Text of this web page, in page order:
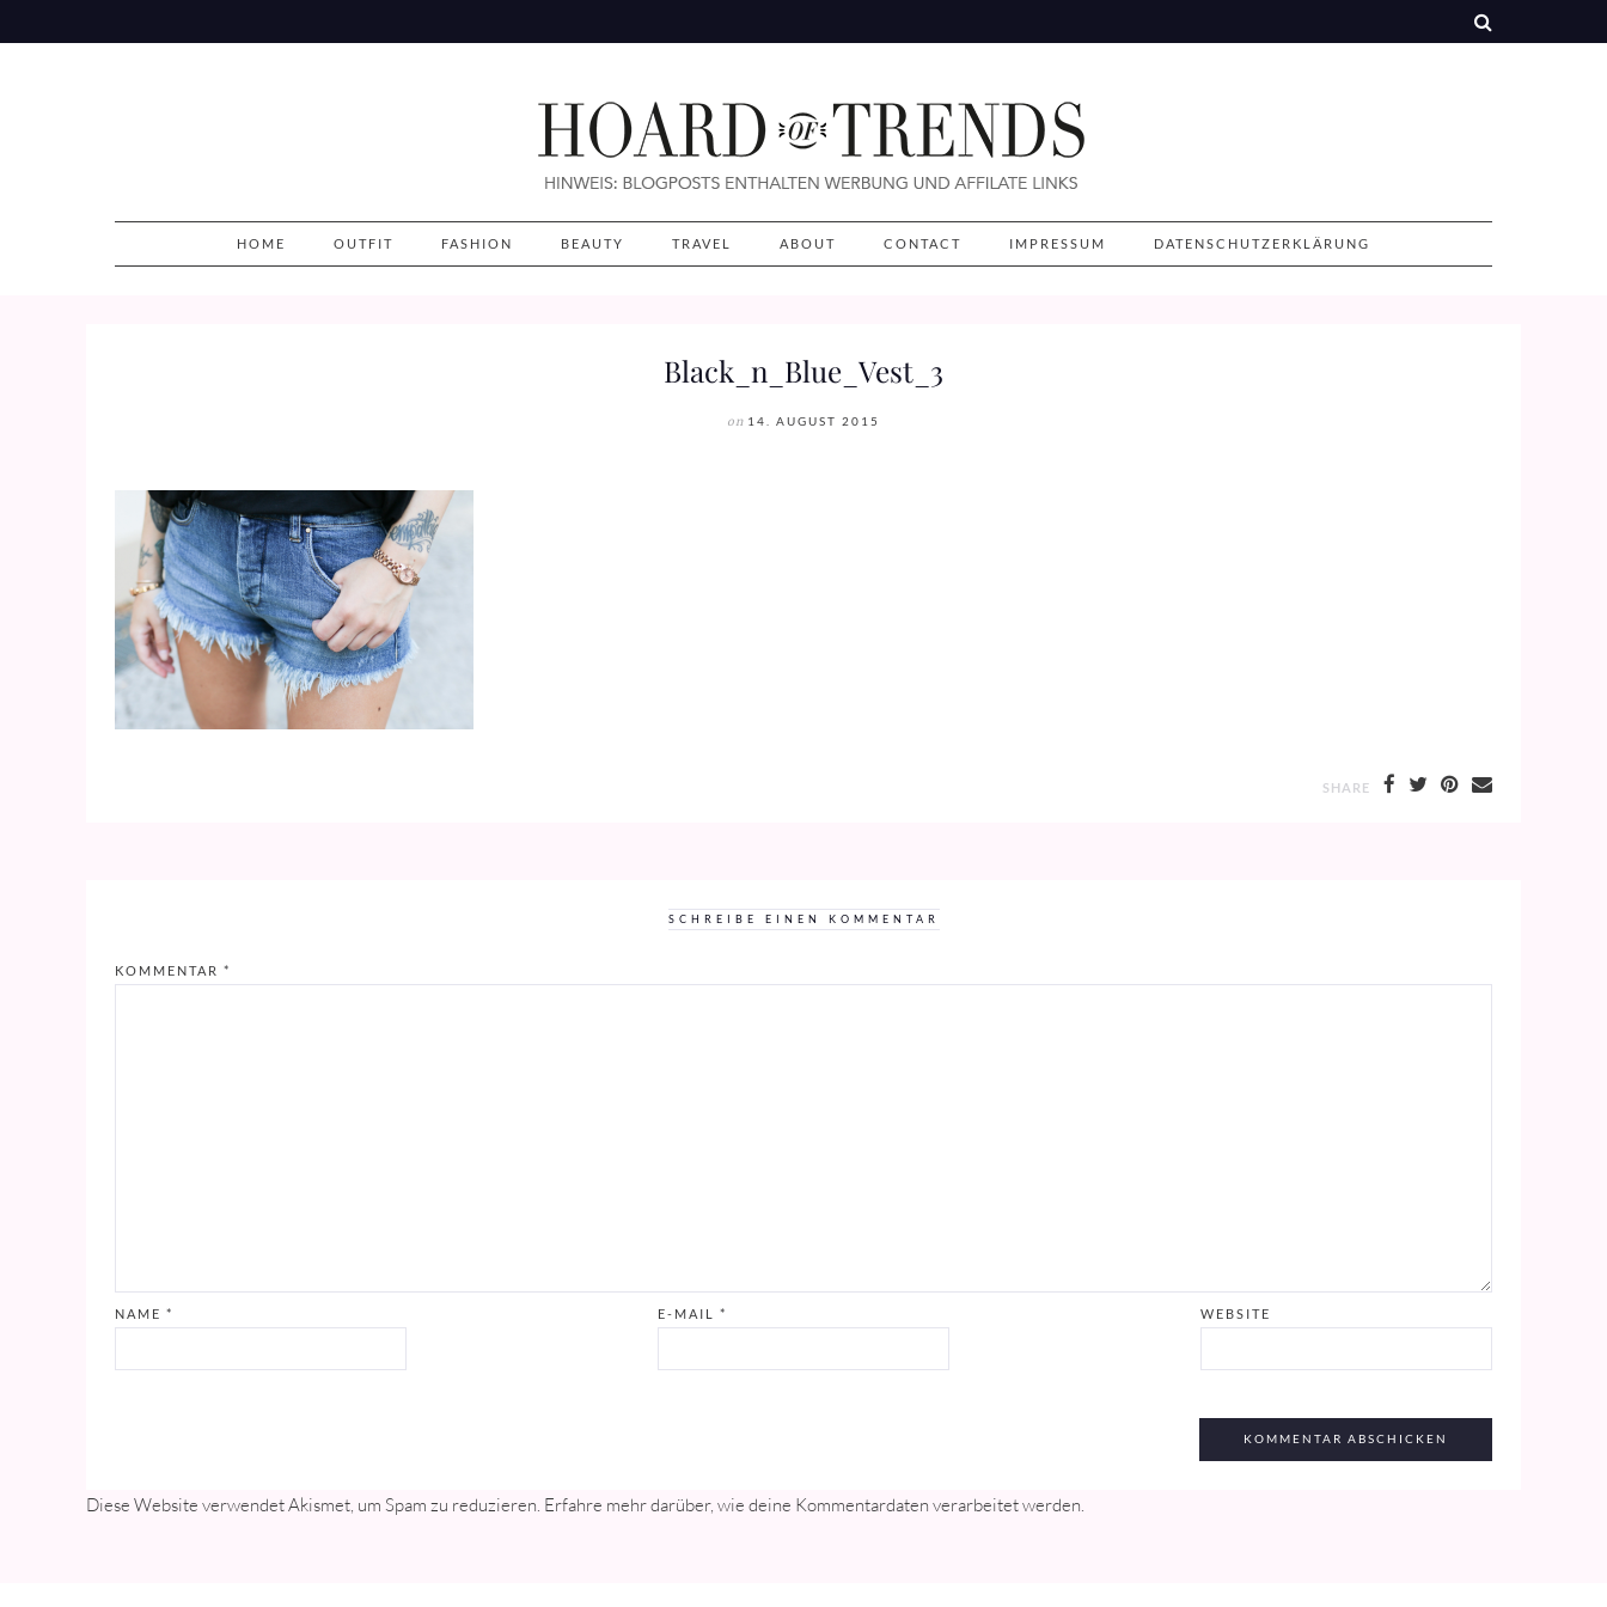
to
HOME OUTFIT FASHION BEAUTY TRAVEL ABOUT CONTACT IMPRESSUM DATENSCHUTZERKLÄRUNG
Black_n_Blue_Vest_3
on 14. AUGUST 2015
SHARE
SCHREIBE EINEN KOMMENTAR
KOMMENTAR *
NAME * E-MAIL * WEBSITE
Diese Website verwendet Akismet, um Spam zu reduzieren. Erfahre mehr darüber, wie deine Kommentardaten verarbeitet werden.